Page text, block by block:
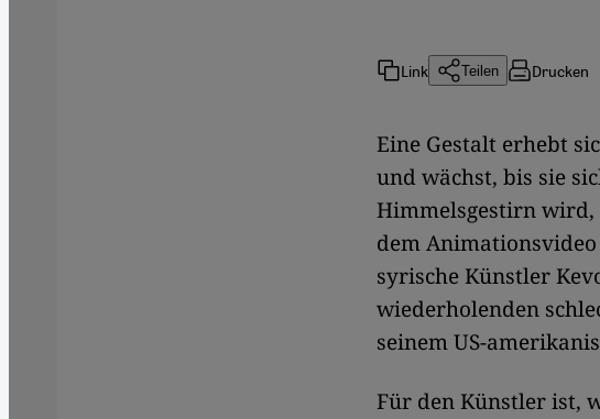
Link Teilen Drucken
Eine Gestalt erhebt
und wächst, bis sie
Himmelsgestirn
dem
syrische Künstler
wiederholenden
seinem US-
Für den Künstler ist,